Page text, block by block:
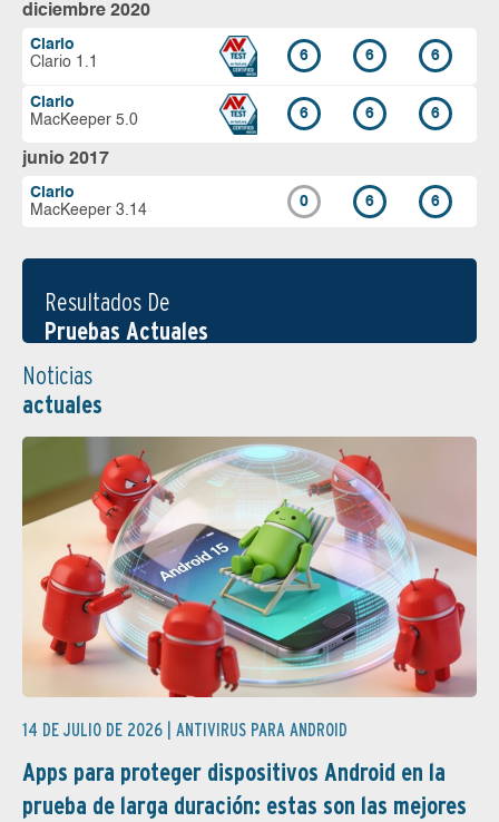
diciembre 2020
Clario
Clario 1.1
6 6 6
Clario
MacKeeper 5.0
6 6 6
junio 2017
Clario
MacKeeper 3.14
0 6 6
Resultados De
Pruebas Actuales
Noticias
actuales
14 DE JULIO DE 2026 | ANTIVIRUS PARA ANDROID
Apps para proteger dispositivos Android en la
prueba de larga duración: estas son las mejores